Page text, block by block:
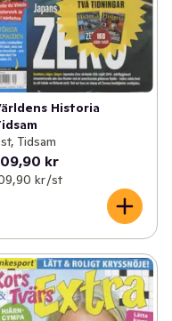
Historia
Tidsam
kr
kr /st